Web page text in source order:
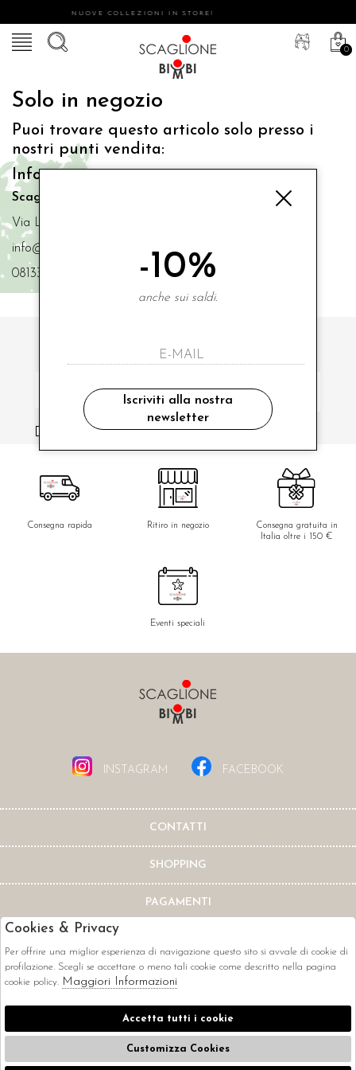
NUOVE COLLEZIONI IN STORE!
0
Solo in negozio
Puoi trovare questo articolo solo presso i
nostri punti vendita:
Info contatti
Scaglione Bimbi di Iacono Maria Angela
Via Luigi Mazzella,73 80077 Ischia
info@scaglionebimbi.com
0813331162
ISCRIVITI ALLA NOSTRA NEWSLETTER
ho letto ed accettato le condizioni sulla privacy.
Consegna rapida Ritiro in negozio
Consegna gratuita in
Italia oltre i 150 €
Eventi speciali
INSTAGRAM FACEBOOK
CONTATTI
SHOPPING
PAGAMENTI
CORRIERI
-10%
anche sui saldi.
Iscriviti alla nostra
newsletter
Cookies & Privacy
Per offrire una miglior esperienza di navigazione questo sito si avvale di cookie di
profilazione. Scegli se accettare o meno tali cookie come descritto nella pagina
cookie policy. Maggiori Informazioni
Accetta tutti i cookie
Customizza Cookies